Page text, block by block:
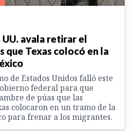
UU. avala retirar el
que Texas colocó en la
de Estados Unidos falló este
federal para que
de púas que las
colocaron en un tramo de la
para frenar a los migrantes.